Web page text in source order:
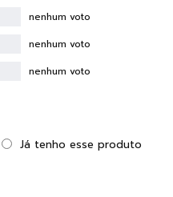
nenhum voto
nenhum voto
nenhum voto
Já tenho esse produto